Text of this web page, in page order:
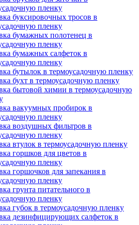
пленку
буксировочных тросов в
пленку
бумажных полотенец в
пленку
бумажных салфеток в
пленку
бутылок в термоусадочную пленку
бухт в термоусадочную пленку
бытовой химии в термоусадочную
вакуумных пробирок в
пленку
воздушных фильтров в
пленку
втулок в термоусадочную пленку
горшков для цветов в
пленку
горшочков для запекания в
пленку
грунта питательного в
пленку
губок в термоусадочную пленку
дезинфицирующих салфеток в